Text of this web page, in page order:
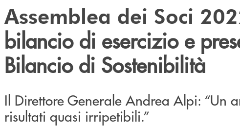
Assemblea dei Soci
bilancio di esercizio e
Bilancio di Sostenibilità
Il Direttore Generale Andrea Alpi: “Un
risultati quasi irripetibili.”